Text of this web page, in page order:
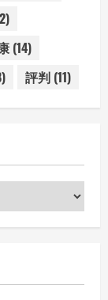
(14)
評判 (11)